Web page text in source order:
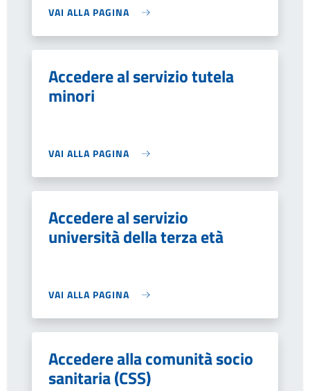
VAI ALLA PAGINA
Accedere al servizio tutela
minori
VAI ALLA PAGINA
Accedere al servizio
università della terza età
VAI ALLA PAGINA
Accedere alla comunità socio
sanitaria (CSS)